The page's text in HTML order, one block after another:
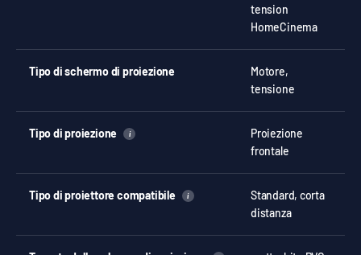
tension
HomeCinema
Tipo di schermo di proiezione
Motore,
tensione
Tipo di proiezione i
Proiezione
frontale
Tipo di proiettore compatibile i
Standard, corta
distanza